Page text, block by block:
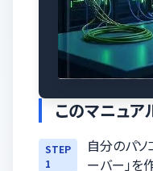
このマニュア
STEP
1
自分のパソ
ーバー」を